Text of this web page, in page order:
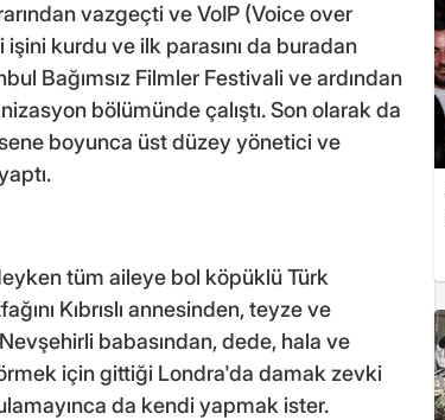
vazgeçti ve VoIP (Voice over
kurdu ve ilk parasını da buradan
Bağımsız Filmler Festivali ve ardından
bölümünde çalıştı. Son olarak da
boyunca üst düzey yönetici ve
tüm aileye bol köpüklü Türk
Kıbrıslı annesinden, teyze ve
babasından, dede, hala ve
için gittiği Londra'da damak zevki
da kendi yapmak ister.